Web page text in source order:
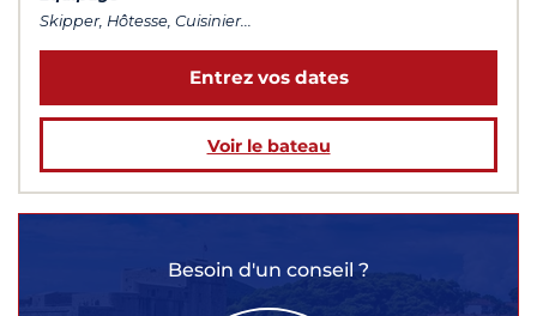
Skipper, Hôtesse, Cuisinier...
Entrez vos dates
Voir le bateau
Besoin d'un conseil ?